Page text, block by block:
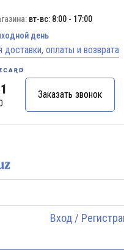
вт-вс: 8:00 - 17:00
день
доставки, оплаты и возврата
Заказать звонок
Вход /